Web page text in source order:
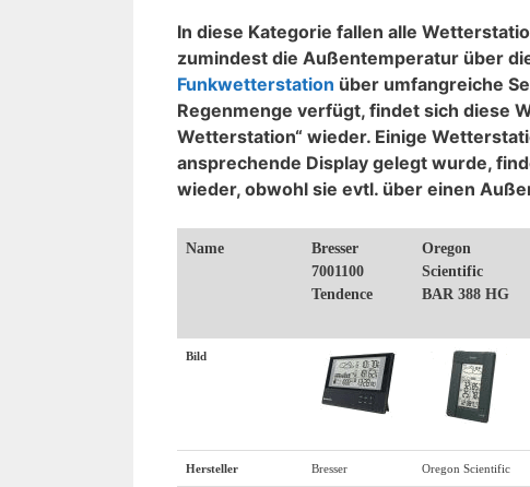
In diese Kategorie fallen alle
zumindest die Außentemperatur über
Funkwetterstation über umfangreiche
Regenmenge verfügt, findet sich diese
Wetterstation“ wieder. Einige
ansprechende Display gelegt wurde,
wieder, obwohl sie evtl. über einen
Name
Bresser
7001100
Tendence
Oregon
Scientific
BAR 388 HG
Bild
Hersteller Bresser Oregon Scientific